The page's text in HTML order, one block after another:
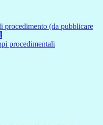
procedimento (da pubblicare
procedimentali